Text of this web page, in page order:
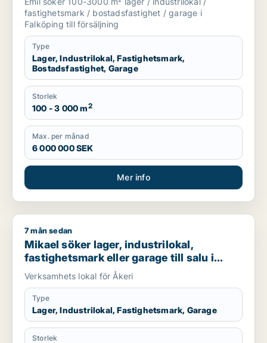
fastighetsmark / bostadsfastighet / garage i
Falköping till försäljning
Type
Lager, Industrilokal, Fastighetsmark,
Bostadsfastighet, Garage
Storlek
100 - 3 000 m2
Max. per månad
6 000 000 SEK
Mer info
Mikael söker lager, industrilokal, fastighetsmark eller
7 mån sedan
Mikael söker lager, industrilokal,
fastighetsmark eller garage till salu i
Falköping
Verksamhets lokal för Åkeri
Type
Lager, Industrilokal, Fastighetsmark, Garage
Storlek